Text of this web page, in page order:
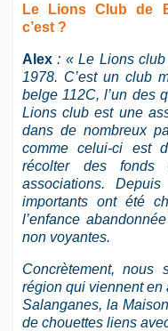
Le Lions Club de
c’est ?
Alex : « Le Lions
1978. C’est un club
belge 112C, l’un des
Lions club est une
dans de nombreux
comme celui-ci est
récolter des
associations.
importants ont été
l’enfance abandonnée
non voyantes.
Concrètement, nous
région qui viennent en
Salanganes, la
de chouettes liens